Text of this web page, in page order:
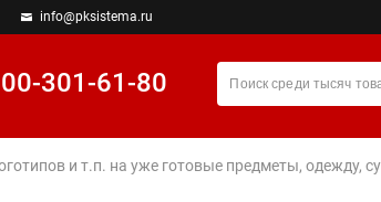
info@pksistema.ru
301-61-80
и т.п. на уже готовые предметы, одежду,